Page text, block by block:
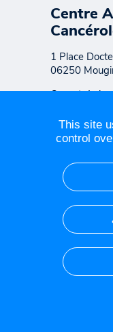
Centre
1 Place
06250
Ouvert du
8h00 à
de
This site
control